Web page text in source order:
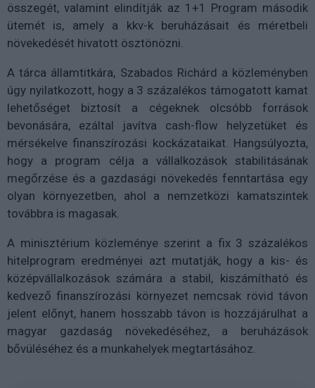
összegét, valamint elindítják az 1+1 Program második
ütemét is, amely a kkv-k beruházásait és méretbeli
növekedését hivatott ösztönözni.
A tárca államtitkára, Szabados Richárd a közleményben
úgy nyilatkozott, hogy a 3 százalékos támogatott kamat
lehetőséget biztosít a cégeknek olcsóbb források
bevonására, ezáltal javítva cash-flow helyzetüket és
mérsékelve finanszírozási kockázataikat. Hangsúlyozta,
hogy a program célja a vállalkozások stabilitásának
megőrzése és a gazdasági növekedés fenntartása egy
olyan környezetben, ahol a nemzetközi kamatszintek
továbbra is magasak.
A minisztérium közleménye szerint a fix 3 százalékos
hitelprogram eredményei azt mutatják, hogy a kis- és
középvállalkozások számára a stabil, kiszámítható és
kedvező finanszírozási környezet nemcsak rövid távon
jelent előnyt, hanem hosszabb távon is hozzájárulhat a
magyar gazdaság növekedéséhez, a beruházások
bővüléséhez és a munkahelyek megtartásához.